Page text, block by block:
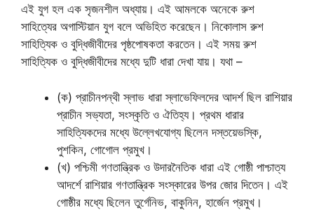
এই যুগ হল এক সৃজনশীল অধ্যায়। এই আমলকে অনেকে রুশ
সাহিত্যের অগাস্টিয়ান যুগ বলে অভিহিত করেছেন। নিকোলাস রুশ
সাহিত্যিক ও বুদ্ধিজীবীদের পৃষ্ঠপোষকতা করতেন। এই সময় রুশ
সাহিত্যিক ও বুদ্ধিজীবীদের মধ্যে দুটি ধারা দেখা যায়। যথা –
(ক) প্রাচীনপন্থী স্লাভ ধারা স্লাভেফিলদের আদর্শ ছিল রাশিয়ার
প্রাচীন সভ্যতা, সংস্কৃতি ও ঐতিহ্য। প্রথম ধারার
সাহিত্যিকদের মধ্যে উল্লেখযোগ্য ছিলেন দস্তয়েভস্কি,
পুশকিন, গোগোল প্রমুখ।
(খ) পশ্চিমী গণতান্ত্রিক ও উদারনৈতিক ধারা এই গোষ্ঠী পাশ্চাত্য
আদর্শে রাশিয়ার গণতান্ত্রিক সংস্কারের উপর জোর দিতেন। এই
গোষ্ঠীর মধ্যে ছিলেন তুর্গেনিভ, বাকুনিন, হার্জেন প্রমুখ।